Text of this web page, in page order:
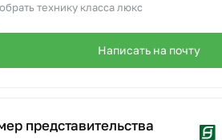
технику класса люкс
Написать на почту
представительства